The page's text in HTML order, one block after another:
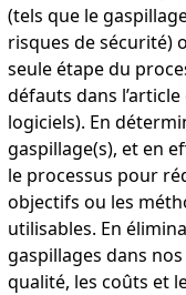
(tels que le
risques de sécurité)
seule étape du
défauts dans
logiciels). En
gaspillage(s), et en
le processus pour
objectifs ou les
utilisables. En
gaspillages dans
qualité, les coûts et